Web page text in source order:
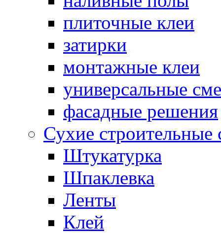
плиточные клеи
затирки
монтажные клеи
универсальные
фасадные решения
Сухие
Штукатурка
Шпаклевка
Ленты
Клей